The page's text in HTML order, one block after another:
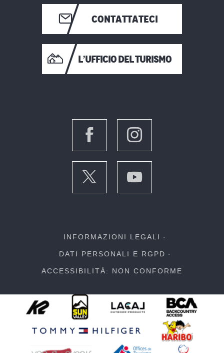
CONTATTATECI
L’UFFICIO DEL TURISMO
INFORMAZIONI LEGALI
DATI PERSONALI E RGPD
ACCESSIBILITÀ: NON CONFORME